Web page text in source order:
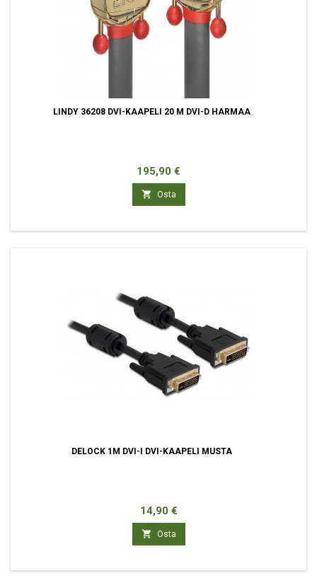
LINDY 36208 DVI-KAAPELI 20 M DVI-D HARMAA
Hinta
195,90 €
 Osta
DELOCK 1M DVI-I DVI-KAAPELI MUSTA
Hinta
14,90 €
 Osta